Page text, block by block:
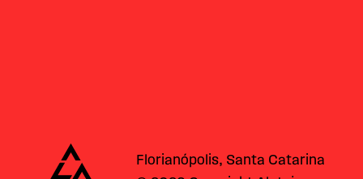
Alataj
Florianópolis, Santa Catarina